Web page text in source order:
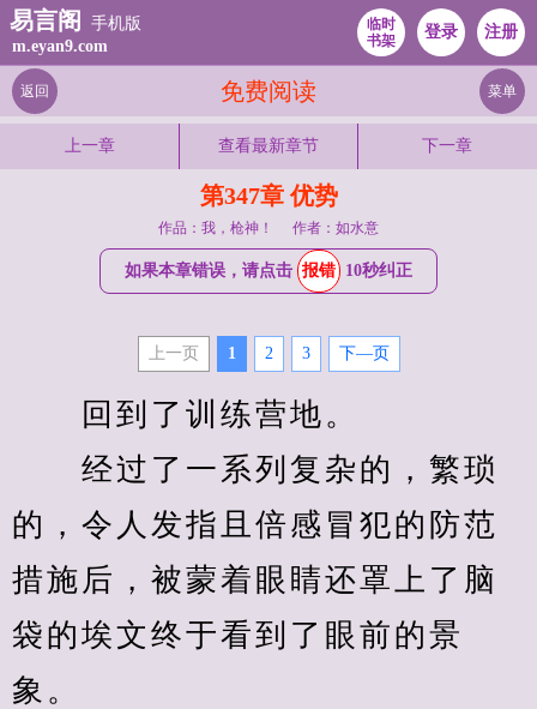
易言阁
手机版
m.eyan9.com
临时
书架
登录 注册
免费阅读
返回 菜单
上一章 查看最新章节 下一章
第347章 优势
作品：我，枪神！ 作者：如水意
如果本章错误，请点击 报错 10秒纠正
上一页 1 2 3 下—页
回到了训练营地。
经过了一系列复杂的，繁琐
的，令人发指且倍感冒犯的防范
措施后，被蒙着眼睛还罩上了脑
袋的埃文终于看到了眼前的景
象。